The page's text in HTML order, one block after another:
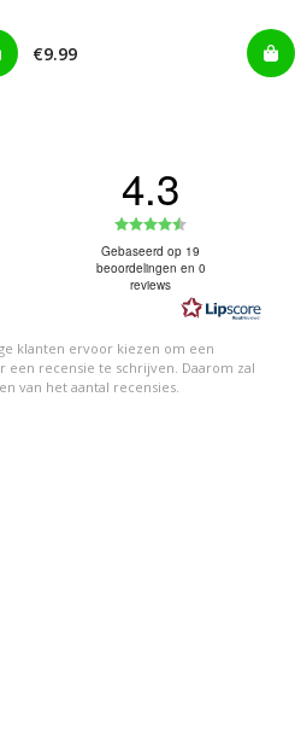
€9.99
5 uit 5 sterren
4 uit 5 sterren
3 uit 5 sterren
2 uit 5 sterren
1 uit 5 sterren
4.3
4.3
uit
5
Gebaseerd op 19
beoordelingen en 0
reviews
klanten ervoor kiezen om een
recensie te schrijven. Daarom zal
van het aantal recensies.